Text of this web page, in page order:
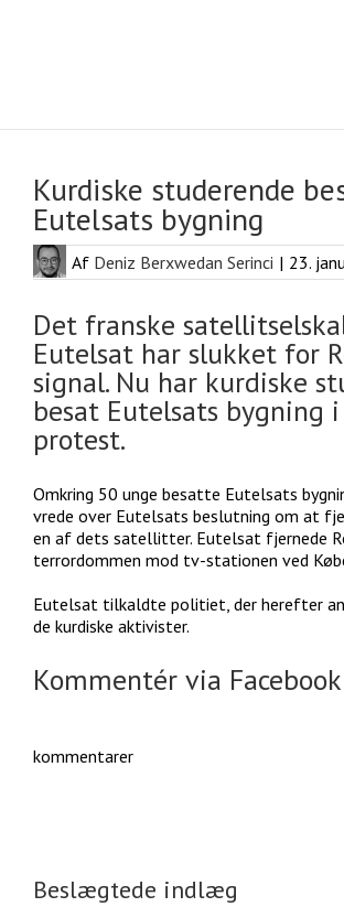
billede
Kurdiske studerende
Eutelsats bygning
By Deniz Berxwedan Serinci | 23.
Det franske
Eutelsat har slukket for
signal. Nu har kurdiske
besat Eutelsats bygning i
protest.
Omkring 50 unge besatte Eutelsats
vrede over Eutelsats beslutning om at
en af dets satellitter. Eutelsat fjernede
terrordommen mod tv-stationen ved
Eutelsat tilkaldte politiet, der herefter
de kurdiske aktivister.
Kommentér via Facebook
kommentarer
Beslægtede indlæg